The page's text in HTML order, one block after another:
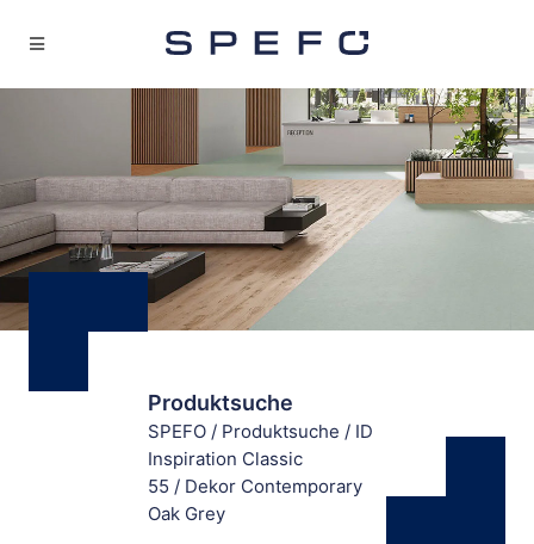
Produktsuche
SPEFO / Produktsuche / ID
Inspiration Classic
55 / Dekor Contemporary
Oak Grey